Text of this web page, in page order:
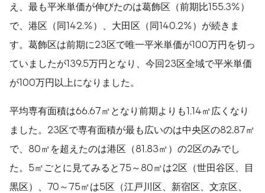
え、最も平米単価が伸びたのは葛飾区（前期比155.3%）
で、港区（同142.%）、大田区（同140.2%）が続きま
す。葛飾区は前期に23区で唯一平米単価が100万円を切っ
ていましたが139.5万円となり、今回23区全域で平米単価
が100万円以上になりました。
平均専有面積は66.67㎡となり前期よりも1.14㎡広くなり
ました。23区で専有面積が最も広いのは中央区の82.87㎡
で、80㎡を超えたのは港区（81.83㎡）の2区のみでし
た。5㎡ごとに見てみると75～80㎡は2区（世田谷区、目
黒区）、70～75㎡は5区（江戸川区、新宿区、文京区、